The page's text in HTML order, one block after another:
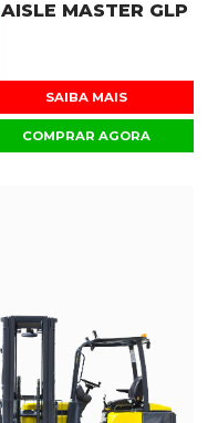
AISLE MASTER GLP
SAIBA MAIS
COMPRAR AGORA